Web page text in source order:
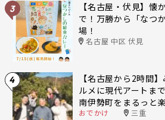
3
【名古屋・伏見】懐
で！万勝から「なつ
場！
名古屋 中区 伏見
4
【名古屋から2時間
ルメに現代アートま
南伊勢町をまるっと
おでかけ 三重